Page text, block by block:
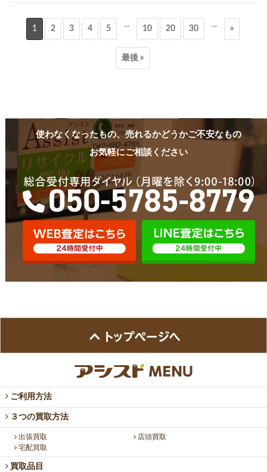
1 2 3 4 5 ... 10 20 30 ... »
最後 »
使わなくなったもの、売れるかどうかご不安なもの
お気軽にご相談ください
ご利用方法
３つの買取方法
出張買取
店頭買取
宅配買取
買取品目